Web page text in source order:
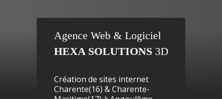
Maguy -
Agence Web & Logiciel
HEXA SOLUTIONS 3D
Création de sites internet
Charente(16) & Charente-